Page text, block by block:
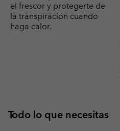
el frescor y protegerte de
la transpiración cuando
haga calor.
Todo lo que necesitas